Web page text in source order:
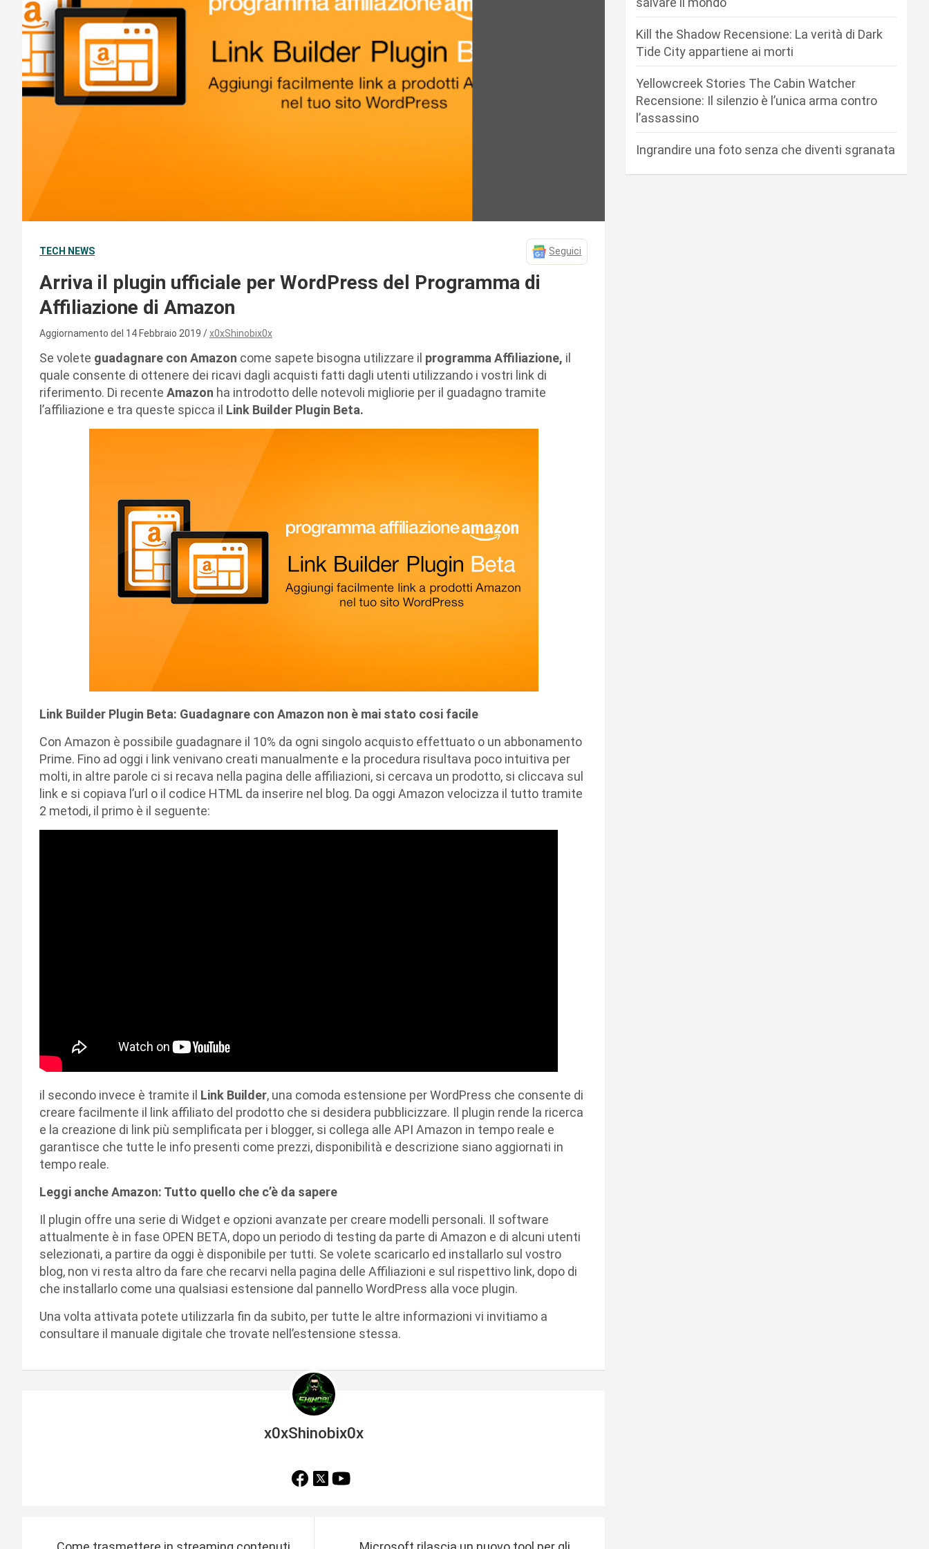
TECH NEWS Seguici
Arriva il plugin ufficiale per WordPress del Programma di
Affiliazione di Amazon
Aggiornamento del 14 Febbraio 2019 x0xShinobix0x
Se volete guadagnare con Amazon come sapete bisogna utilizzare il programma Affiliazione, il
quale consente di ottenere dei ricavi dagli acquisti fatti dagli utenti utilizzando i vostri link di
riferimento. Di recente Amazon ha introdotto delle notevoli migliorie per il guadagno tramite
l’affiliazione e tra queste spicca il Link Builder Plugin Beta.
Link Builder Plugin Beta: Guadagnare con Amazon non è mai stato cosi facile
Con Amazon è possibile guadagnare il 10% da ogni singolo acquisto effettuato o un abbonamento
Prime. Fino ad oggi i link venivano creati manualmente e la procedura risultava poco intuitiva per
molti, in altre parole ci si recava nella pagina delle affiliazioni, si cercava un prodotto, si cliccava sul
link e si copiava l’url o il codice HTML da inserire nel blog. Da oggi Amazon velocizza il tutto tramite
2 metodi, il primo è il seguente:
il secondo invece è tramite il Link Builder, una comoda estensione per WordPress che consente di
creare facilmente il link affiliato del prodotto che si desidera pubblicizzare. Il plugin rende la ricerca
e la creazione di link più semplificata per i blogger, si collega alle API Amazon in tempo reale e
garantisce che tutte le info presenti come prezzi, disponibilità e descrizione siano aggiornati in
tempo reale.
Leggi anche Amazon: Tutto quello che c’è da sapere
Il plugin offre una serie di Widget e opzioni avanzate per creare modelli personali. Il software
attualmente è in fase OPEN BETA, dopo un periodo di testing da parte di Amazon e di alcuni utenti
selezionati, a partire da oggi è disponibile per tutti. Se volete scaricarlo ed installarlo sul vostro
blog, non vi resta altro da fare che recarvi nella pagina delle Affiliazioni e sul rispettivo link, dopo di
che installarlo come una qualsiasi estensione dal pannello WordPress alla voce plugin.
Una volta attivata potete utilizzarla fin da subito, per tutte le altre informazioni vi invitiamo a
consultare il manuale digitale che trovate nell’estensione stessa.
x0xShinobix0x
Kill the Shadow Recensione: La verità di Dark
Tide City appartiene ai morti
Yellowcreek Stories The Cabin Watcher
Recensione: Il silenzio è l’unica arma contro
l’assassino
Ingrandire una foto senza che diventi sgranata